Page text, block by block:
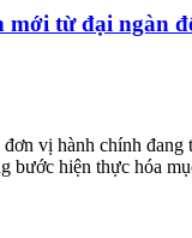
từ đại ngàn
vị hành chính
bước hiện thực hóa